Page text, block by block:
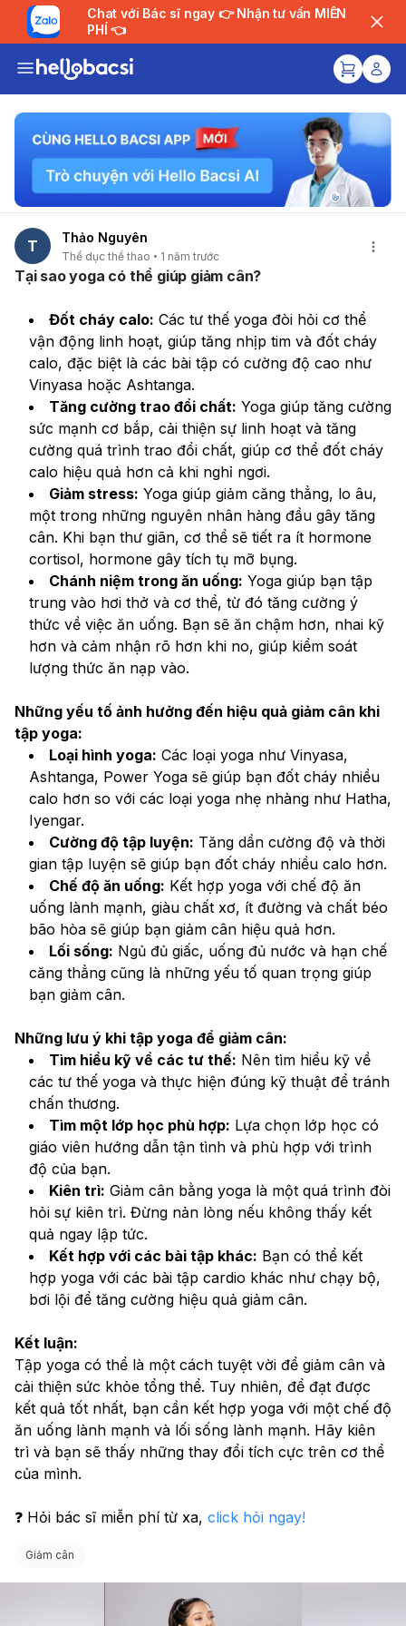
Chat với Bác sĩ ngay 👉 Nhận tư vấn MIỄN
PHÍ 👈
T Thảo Nguyên
Thể dục thể thao 1 năm trước
Tại sao yoga có thể giúp giảm cân?
Đốt cháy calo: Các tư thế yoga đòi hỏi cơ thể
vận động linh hoạt, giúp tăng nhịp tim và đốt cháy
calo, đặc biệt là các bài tập có cường độ cao như
Vinyasa hoặc Ashtanga.
Tăng cường trao đổi chất: Yoga giúp tăng cường
sức mạnh cơ bắp, cải thiện sự linh hoạt và tăng
cường quá trình trao đổi chất, giúp cơ thể đốt cháy
calo hiệu quả hơn cả khi nghỉ ngơi.
Giảm stress: Yoga giúp giảm căng thẳng, lo âu,
một trong những nguyên nhân hàng đầu gây tăng
cân. Khi bạn thư giãn, cơ thể sẽ tiết ra ít hormone
cortisol, hormone gây tích tụ mỡ bụng.
Chánh niệm trong ăn uống: Yoga giúp bạn tập
trung vào hơi thở và cơ thể, từ đó tăng cường ý
thức về việc ăn uống. Bạn sẽ ăn chậm hơn, nhai kỹ
hơn và cảm nhận rõ hơn khi no, giúp kiểm soát
lượng thức ăn nạp vào.
Những yếu tố ảnh hưởng đến hiệu quả giảm cân khi
tập yoga:
Loại hình yoga: Các loại yoga như Vinyasa,
Ashtanga, Power Yoga sẽ giúp bạn đốt cháy nhiều
calo hơn so với các loại yoga nhẹ nhàng như Hatha,
Iyengar.
Cường độ tập luyện: Tăng dần cường độ và thời
gian tập luyện sẽ giúp bạn đốt cháy nhiều calo hơn.
Chế độ ăn uống: Kết hợp yoga với chế độ ăn
uống lành mạnh, giàu chất xơ, ít đường và chất béo
bão hòa sẽ giúp bạn giảm cân hiệu quả hơn.
Lối sống: Ngủ đủ giấc, uống đủ nước và hạn chế
căng thẳng cũng là những yếu tố quan trọng giúp
bạn giảm cân.
Những lưu ý khi tập yoga để giảm cân:
Tìm hiểu kỹ về các tư thế: Nên tìm hiểu kỹ về
các tư thế yoga và thực hiện đúng kỹ thuật để tránh
chấn thương.
Tìm một lớp học phù hợp: Lựa chọn lớp học có
giáo viên hướng dẫn tận tình và phù hợp với trình
độ của bạn.
Kiên trì: Giảm cân bằng yoga là một quá trình đòi
hỏi sự kiên trì. Đừng nản lòng nếu không thấy kết
quả ngay lập tức.
Kết hợp với các bài tập khác: Bạn có thể kết
hợp yoga với các bài tập cardio khác như chạy bộ,
bơi lội để tăng cường hiệu quả giảm cân.
Kết luận:
Tập yoga có thể là một cách tuyệt vời để giảm cân và
cải thiện sức khỏe tổng thể. Tuy nhiên, để đạt được
kết quả tốt nhất, bạn cần kết hợp yoga với một chế độ
ăn uống lành mạnh và lối sống lành mạnh. Hãy kiên
trì và bạn sẽ thấy những thay đổi tích cực trên cơ thể
của mình.
❓ Hỏi bác sĩ miễn phí từ xa, click hỏi ngay!
Giảm cân